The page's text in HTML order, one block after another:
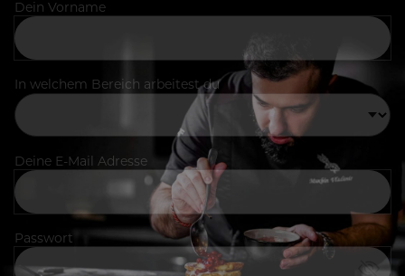
Dein Vorname
In welchem Bereich arbeitest du
Deine E-Mail Adresse
Passwort